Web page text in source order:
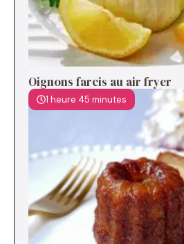
Oignons farcis au air fryer
1 heure 45 minutes